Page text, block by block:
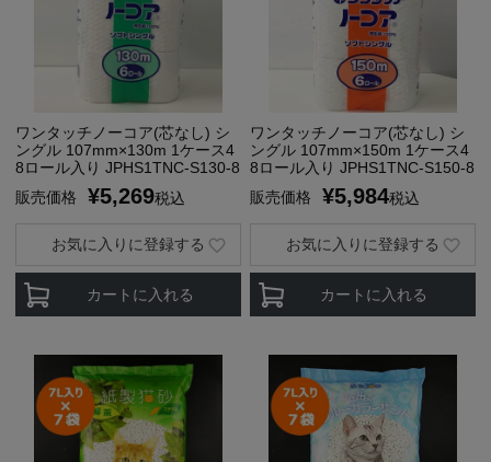
ワンタッチノーコア(芯なし) シ
ングル 107mm×130m 1ケース4
8ロール入り JPHS1TNC-S130-8
販売価格
¥5,269税込
カートに入れる
お気に入りに登録する
ワンタッチノーコア(芯なし) シ
ングル 107mm×150m 1ケース4
8ロール入り JPHS1TNC-S150-8
販売価格
¥5,984税込
カートに入れる
お気に入りに登録する